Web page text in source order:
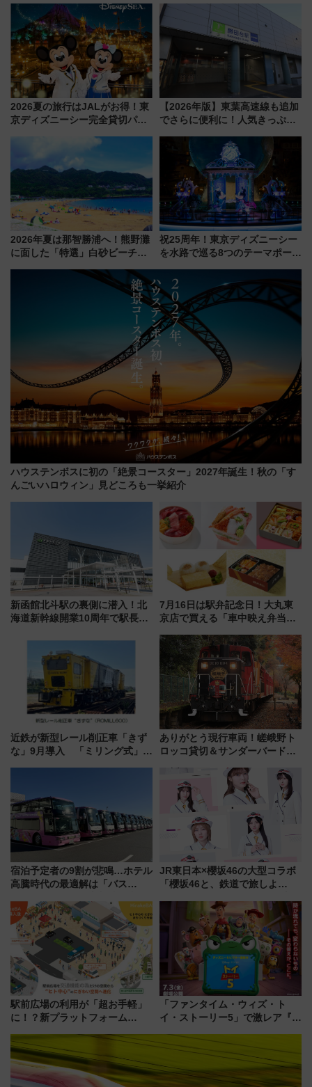
など注目の全6店舗 「博多活憩
通り」も一新
産スイーツとは？
2026夏の旅行はJALがお得！東
京ディズニーシー完全貸切パー
ーン始まる 条件は「夏の国内
線に2回搭乗」
【2026年版】東葉高速線も追加
でさらに便利に！人気きっぷ
今年も発売 秋・早春に千葉県を
巡るなら使い勝手・コスパ抜群
2026年夏は那智勝浦へ！熊野灘
に面した「特選」白砂ビーチは
会」は8月11日開催！
祝25周年！東京ディズニーシー
を水路で巡る8つのテーマポート
ハウステンボスに初の「絶景コースター」2027年誕生！秋の「す
んごいハロウィン」見どころも一挙紹介
新函館北斗駅の裏側に潜入！北
海道新幹線開業10周年で駅長
7月16日は駅弁記念日！大丸東
京店で買える「車中映え弁当」
近鉄が新型レール削正車「きず
な」9月導入 「ミリング式」採
貢献するだけでなく、全線区で
活躍するための仕組みも
ありがとう現行車両！嵯峨野ト
ロッコ貸切＆サンダーバードレ
斉藤雪乃＆福原トシヒロと行
く！9月13日「京都の鉄道満喫
ツアー」開催
宿泊予定者の9割が悲鳴…ホテル
高騰時代の最適解は「バス
した、推し活遠征や観光時のリ
アルな懐事情
JR東日本×櫻坂46の大型コラボ
「櫻坂46と、鉄道で旅しよ
潟・長野・庄内へ
駅前広場の利用が「超お手軽」
に！？新プラットフォーム
マホで簡単申請 物販や演奏会な
どに【JR東日本】
「ファンタイム・ウィズ・ト
イ・ストーリー5」で激レア『ロ
デコレーションも徹底解説